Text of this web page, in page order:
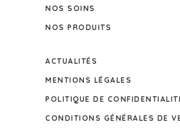
NOS SOINS
NOS PRODUITS
ACTUALITÉS
MENTIONS LÉGALES
POLITIQUE DE
CONDITIONS GÉNÉRALES DE